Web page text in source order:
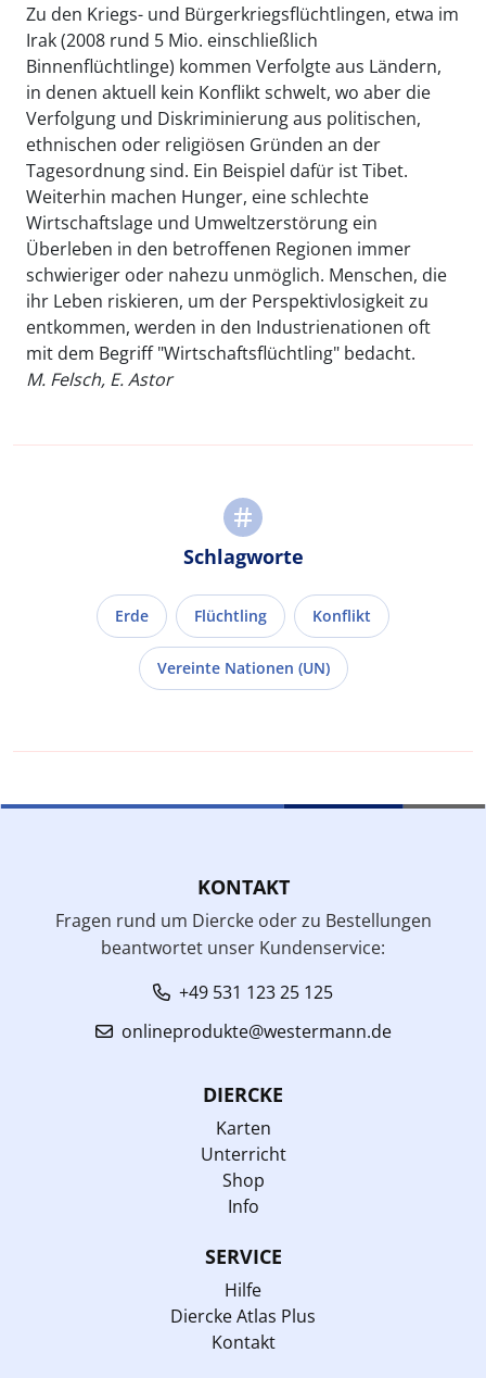
Zu den Kriegs- und Bürgerkriegsflüchtlingen, etwa im
Irak (2008 rund 5 Mio. einschließlich
Binnenflüchtlinge) kommen Verfolgte aus Ländern,
in denen aktuell kein Konflikt schwelt, wo aber die
Verfolgung und Diskriminierung aus politischen,
ethnischen oder religiösen Gründen an der
Tagesordnung sind. Ein Beispiel dafür ist Tibet.
Weiterhin machen Hunger, eine schlechte
Wirtschaftslage und Umweltzerstörung ein
Überleben in den betroffenen Regionen immer
schwieriger oder nahezu unmöglich. Menschen, die
ihr Leben riskieren, um der Perspektivlosigkeit zu
entkommen, werden in den Industrienationen oft
mit dem Begriff "Wirtschaftsflüchtling" bedacht.
M. Felsch, E. Astor
Schlagworte
Erde Flüchtling Konflikt
Vereinte Nationen (UN)
KONTAKT
Fragen rund um Diercke oder zu Bestellungen
beantwortet unser Kundenservice:
+49 531 123 25 125
onlineprodukte@westermann.de
DIERCKE
Karten
Unterricht
Shop
Info
SERVICE
Hilfe
Diercke Atlas Plus
Kontakt